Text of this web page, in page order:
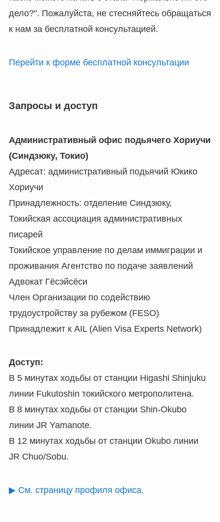
дело?". Пожалуйста, не стесняйтесь обращаться
к нам за бесплатной консультацией.
Перейти к форме бесплатной консультации
Запросы и доступ
Административный офис подьячего Хориучи
(Синдзюку, Токио)
Адресат: административный подьячий Юкико
Хориучи
Принадлежность: отделение Синдзюку,
Токийская ассоциация административных
писарей
Токийское управление по делам иммиграции и
проживания Агентство по подаче заявлений
Адвокат Гёсэйсёси
Член Организации по содействию
трудоустройству за рубежом (FESO)
Принадлежит к AIL (Alien Visa Experts Network)
Доступ:
В 5 минутах ходьбы от станции Higashi Shinjuku
линии Fukutoshin токийского метрополитена.
В 8 минутах ходьбы от станции Shin-Okubo
линии JR Yamanote.
В 12 минутах ходьбы от станции Okubo линии
JR Chuo/Sobu.
▶ См. страницу профиля офиса.